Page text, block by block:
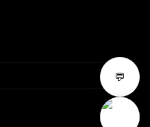
💬